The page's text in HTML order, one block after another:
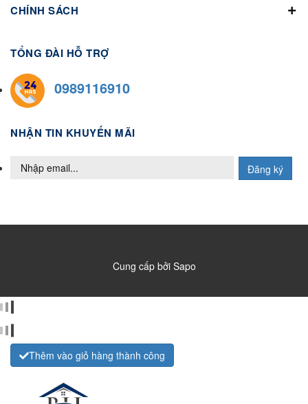
CHÍNH SÁCH
TỔNG ĐÀI HỖ TRỢ
0989116910
NHẬN TIN KHUYẾN MÃI
Đăng ký
Cung cấp bởi Sapo
Thêm vào giỏ hàng thành công